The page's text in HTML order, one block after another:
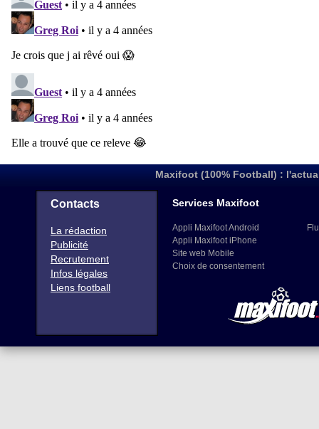
Maxifoot (100% Football) :
Contacts
La rédaction
Publicité
Recrutement
Infos légales
Liens football
Services Maxifoot
Appli Maxifoot Android
Appli Maxifoot iPhone
Site web Mobile
Choix de consentement